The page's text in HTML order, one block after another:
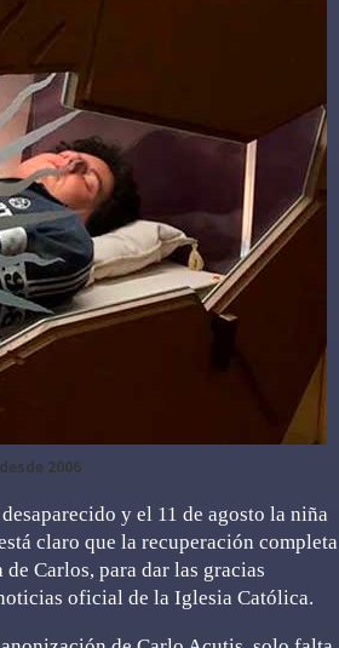
2006
y el 11 de agosto la niña
claro que la recuperación completa
Carlos, para dar las gracias
oficial de la Iglesia Católica.